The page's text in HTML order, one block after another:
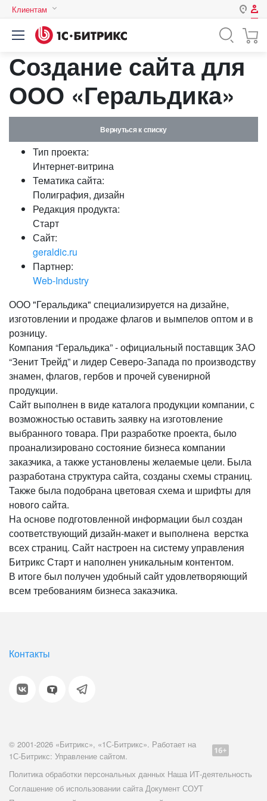
Клиентам
Казахстан
Беларусь
Авторизация
Зарегистрироваться
Логин
Пароль
Забыли свой пароль?
Создание сайта для
ООО «Геральдика»
Вернуться к списку
Тип проекта:
Интернет-витрина
Тематика сайта:
Полиграфия, дизайн
Редакция продукта:
Старт
Сайт:
geraldic.ru
Партнер:
Web-Industry
ООО "Геральдика" специализируется на дизайне,
изготовлении и продаже флагов и вымпелов оптом и в
розницу.
Компания “Геральдика” - официальный поставщик ЗАО
“Зенит Трейд” и лидер Северо-Запада по производству
знамен, флагов, гербов и прочей сувенирной
продукции.
Сайт выполнен в виде каталога продукции компании, с
возможностью оставить заявку на изготовление
выбранного товара. При разработке проекта, было
проанализировано состояние бизнеса компании
заказчика, а также установлены желаемые цели. Была
разработана структура сайта, созданы схемы страниц.
Также была подобрана цветовая схема и шрифты для
нового сайта.
На основе подготовленной информации был создан
соответствующий дизайн-макет и выполнена верстка
всех страниц. Сайт настроен на систему управления
Битрикс Старт и наполнен уникальным контентом.
В итоге был получен удобный сайт удовлетворяющий
всем требованиям бизнеса заказчика.
Контакты
© 2001-2026 «Битрикс», «1С-Битрикс». Работает на
1С-Битрикс: Управление сайтом.
Политика обработки персональных данных Наша ИТ-деятельность
Соглашение об использовании сайта Документ СОУТ